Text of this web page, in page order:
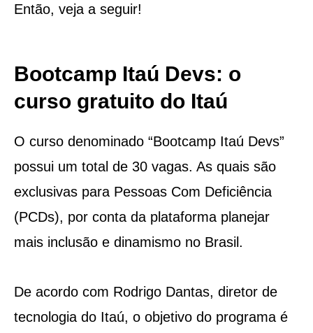
Então, veja a seguir!
Bootcamp Itaú Devs: o
curso gratuito do Itaú
O curso denominado “Bootcamp Itaú Devs”
possui um total de 30 vagas. As quais são
exclusivas para Pessoas Com Deficiência
(PCDs), por conta da plataforma planejar
mais inclusão e dinamismo no Brasil.
De acordo com Rodrigo Dantas, diretor de
tecnologia do Itaú, o objetivo do programa é